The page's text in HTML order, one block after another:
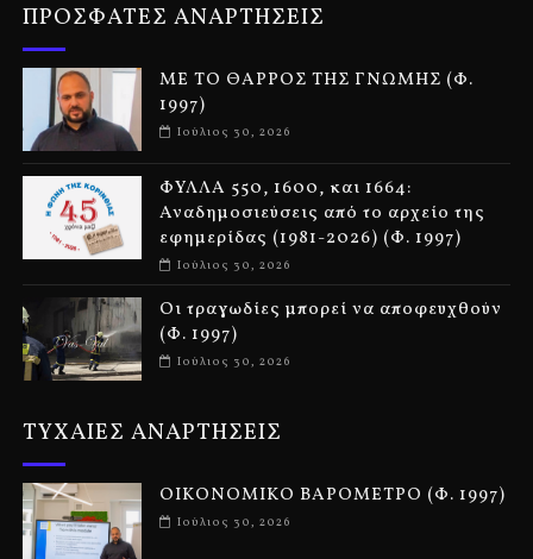
ΠΡΟΣΦΑΤΕΣ ΑΝΑΡΤΗΣΕΙΣ
ΜΕ ΤΟ ΘΑΡΡΟΣ ΤΗΣ ΓΝΩΜΗΣ (Φ.
1997)
Ιούλιος 30, 2026
ΦΥΛΛΑ 550, 1600, και 1664:
Αναδημοσιεύσεις από το αρχείο της
εφημερίδας (1981-2026) (Φ. 1997)
Ιούλιος 30, 2026
Οι τραγωδίες μπορεί να αποφευχθούν
(Φ. 1997)
Ιούλιος 30, 2026
ΤΥΧΑΙΕΣ ΑΝΑΡΤΗΣΕΙΣ
ΟΙΚΟΝΟΜΙΚΟ ΒΑΡΟΜΕΤΡΟ (Φ. 1997)
Ιούλιος 30, 2026